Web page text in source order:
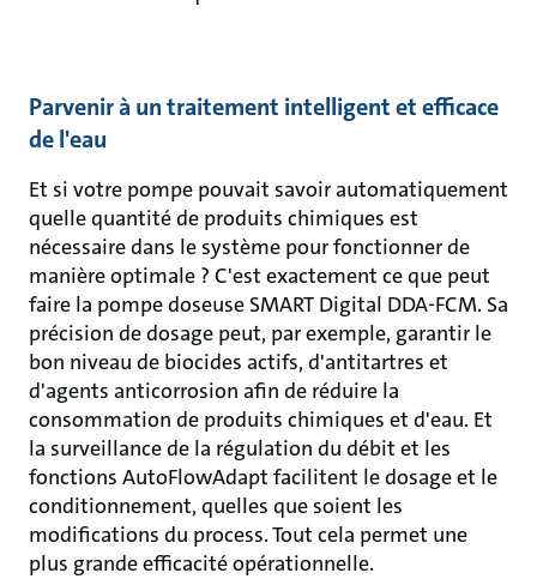
Parvenir à un traitement intelligent et efficace
de l'eau
Et si votre pompe pouvait savoir automatiquement
quelle quantité de produits chimiques est
nécessaire dans le système pour fonctionner de
manière optimale ? C'est exactement ce que peut
faire la pompe doseuse SMART Digital DDA-FCM. Sa
précision de dosage peut, par exemple, garantir le
bon niveau de biocides actifs, d'antitartres et
d'agents anticorrosion afin de réduire la
consommation de produits chimiques et d'eau. Et
la surveillance de la régulation du débit et les
fonctions AutoFlowAdapt facilitent le dosage et le
conditionnement, quelles que soient les
modifications du process. Tout cela permet une
plus grande efficacité opérationnelle.